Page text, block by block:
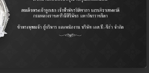
51220-SNL-T01
51230-SNL-T01
Ball Joint (Lower) / ลูกหมากปีกนก (ล่าง)